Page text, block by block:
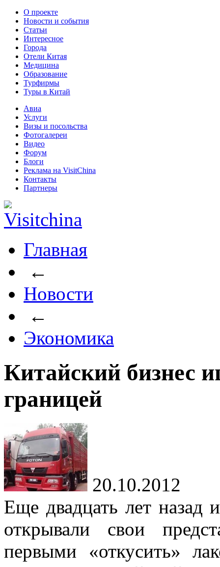
О проекте
Новости и события
Статьи
Интересное
Города
Отели Китая
Медицина
Образование
Турфирмы
Туры в Китай
Авиа
Услуги
Визы и посольства
Фотогалереи
Видео
Форум
Блоги
Реклама на VisitChina
Контакты
Партнеры
Главная
←
Новости
←
Экономика
Китайский бизнес
границей
20.10.2012
Еще двадцать лет назад
открывали свои
первыми «откусить»